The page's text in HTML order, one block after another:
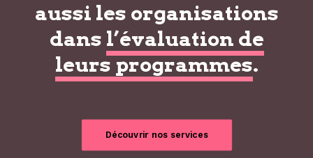
aussi les organisations
dans l’évaluation de
leurs programmes.
Découvrir nos services